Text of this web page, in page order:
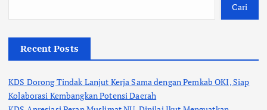
Cari
Recent Posts
KDS Dorong Tindak Lanjut Kerja Sama dengan Pemkab OKI, Siap
Kolaborasi Kembangkan Potensi Daerah